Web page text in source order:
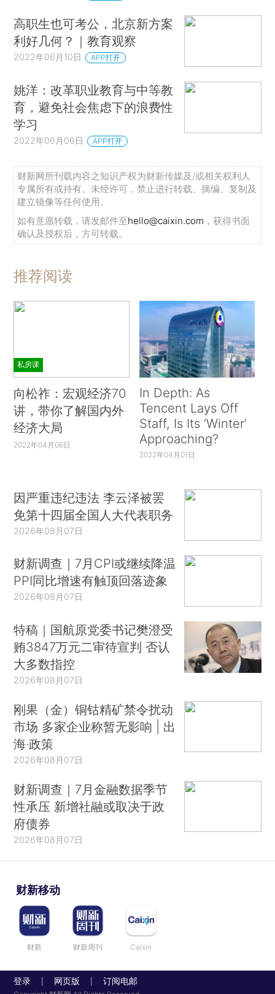
高职生也可考公，北京新方案
利好几何？｜教育观察
2022年06月10日 APP打开
姚洋：改革职业教育与中等教
育，避免社会焦虑下的浪费性
学习
2022年06月06日 APP打开
财新网所刊载内容之知识产权为财新传媒及/或相关权利人
专属所有或持有。未经许可，禁止进行转载、摘编、复制及
建立镜像等任何使用。
如有意愿转载，请发邮件至hello@caixin.com ，获得书面
确认及授权后，方可转载。
推荐阅读
私房课
向松祚：宏观经济70
讲，带你了解国内外
经济大局
2022年04月06日
In Depth: As
Tencent Lays Off
Staff, Is Its ‘Winter’
Approaching?
2022年04月01日
因严重违纪违法 李云泽被罢
免第十四届全国人大代表职务
2026年08月07日
财新调查｜7月CPI或继续降温
PPI同比增速有触顶回落迹象
2026年08月07日
特稿｜国航原党委书记樊澄受
贿3847万元二审待宣判 否认
大多数指控
2026年08月07日
刚果（金）铜钴精矿禁令扰动
市场 多家企业称暂无影响 | 出
海·政策
2026年08月07日
财新调查｜7月金融数据季节
性承压 新增社融或取决于政
府债券
2026年08月07日
财新移动
财新 财新周刊 Caixin
登录 网页版 订阅电邮